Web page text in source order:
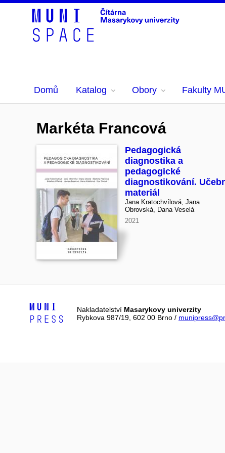
Domů Katalog Obory Fakulty
Markéta Francová
Pedagogická
diagnostika a
pedagogické
diagnostikování.
materiál
Jana Kratochvílová, Jana
Obrovská, Dana Veselá
2021
Nakladatelství Masarykovy univerzity
Rybkova 987/19, 602 00 Brno /